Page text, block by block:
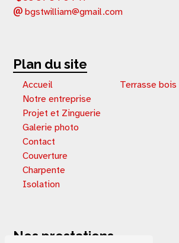
bgstwilliam@gmail.com
Plan du site
Accueil
Notre entreprise
Projet et Zinguerie
Galerie photo
Contact
Couverture
Charpente
Isolation
Terrasse bois
Nos prestations